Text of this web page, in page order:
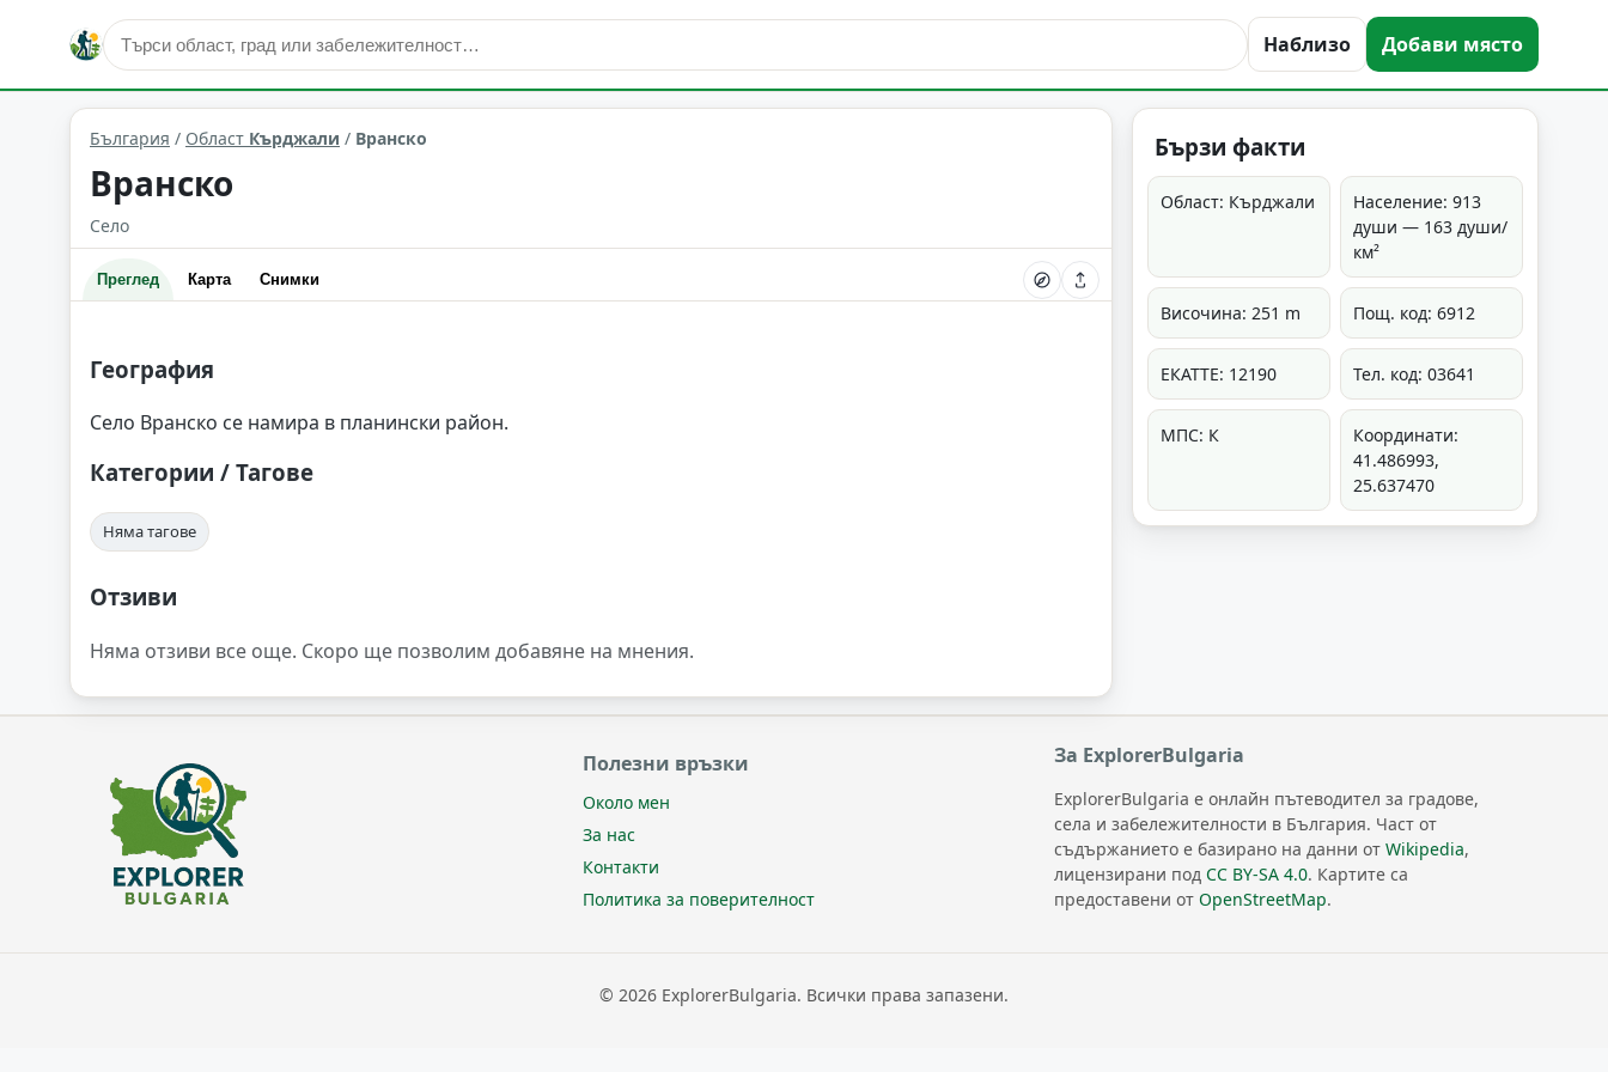
Наблизо Добави място
Вранско Област: Кърджали
България / Област Кърджали / Вранско
Вранско
Село
Преглед Карта Снимки
География
Село Вранско се намира в планински район.
Категории / Тагове
Няма тагове
Отзиви
Няма отзиви все още. Скоро ще позволим добавяне на мнения.
Бързи факти
Област: Кърджали
Население: 913
души — 163 души/
км²
Височина: 251 m Пощ. код: 6912
ЕКАТТЕ: 12190 Тел. код: 03641
МПС: К
Координати:
41.486993,
25.637470
Полезни връзки
Около мен
За нас
Контакти
Политика за поверителност
За ExplorerBulgaria
ExplorerBulgaria е онлайн пътеводител за градове,
села и забележителности в България. Част от
съдържанието е базирано на данни отWikipedia,
лицензирани подCC BY-SA 4.0. Картите са
предоставени отOpenStreetMap.
© 2026 ExplorerBulgaria. Всички права запазени.